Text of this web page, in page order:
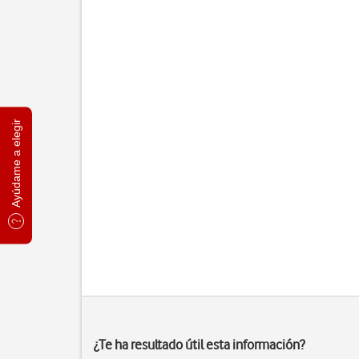
Ayúdame a elegir
¿Te ha resultado útil esta información?